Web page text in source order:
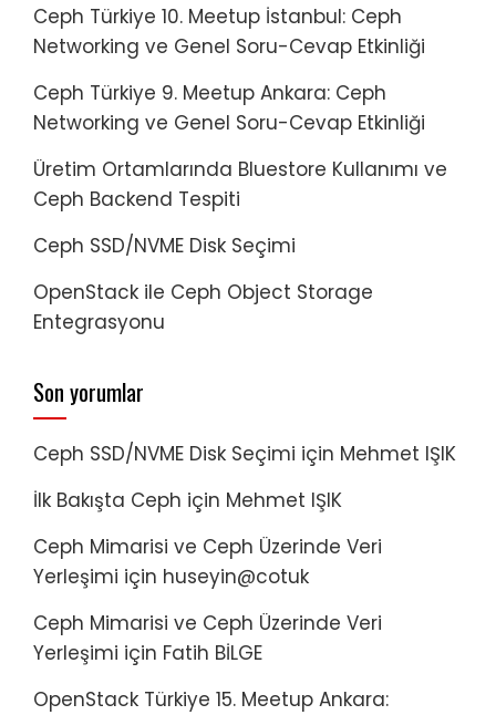
Ceph Türkiye 10. Meetup İstanbul: Ceph
Networking ve Genel Soru-Cevap Etkinliği
Ceph Türkiye 9. Meetup Ankara: Ceph
Networking ve Genel Soru-Cevap Etkinliği
Üretim Ortamlarında Bluestore Kullanımı ve
Ceph Backend Tespiti
Ceph SSD/NVME Disk Seçimi
OpenStack ile Ceph Object Storage
Entegrasyonu
Son yorumlar
Ceph SSD/NVME Disk Seçimi için Mehmet IŞIK
İlk Bakışta Ceph için Mehmet IŞIK
Ceph Mimarisi ve Ceph Üzerinde Veri
Yerleşimi için huseyin@cotuk
Ceph Mimarisi ve Ceph Üzerinde Veri
Yerleşimi için Fatih BİLGE
OpenStack Türkiye 15. Meetup Ankara: